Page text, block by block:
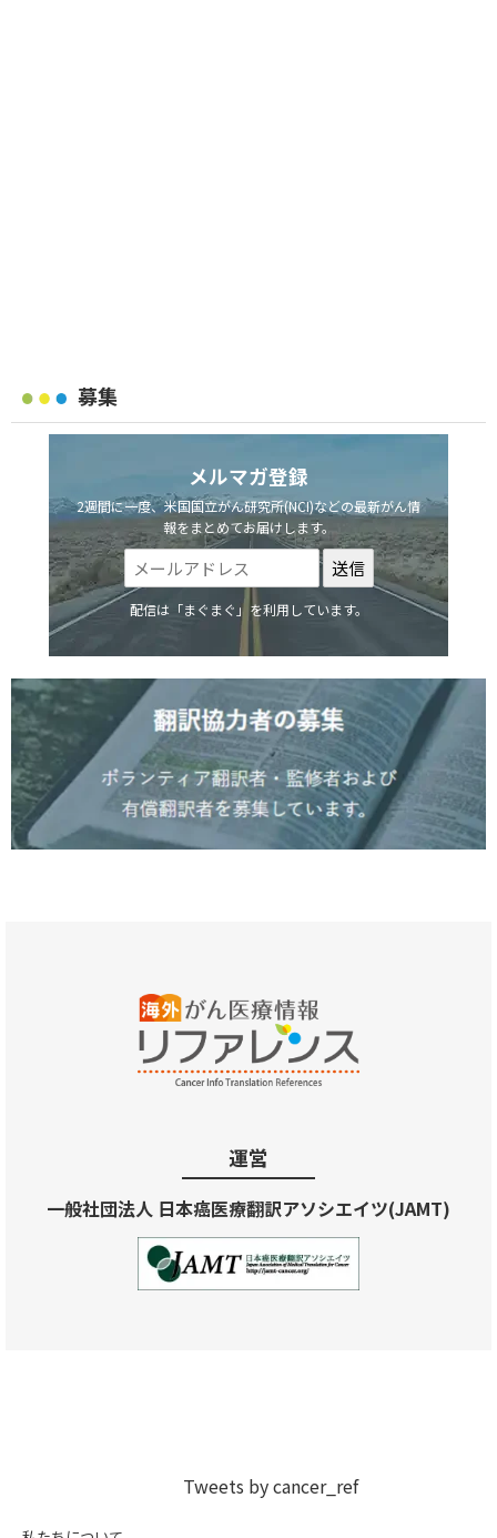
募集
メルマガ登録
2週間に一度、米国国立がん研究所(NCI)などの最新がん情
報をまとめてお届けします。
配信は「まぐまぐ」を利用しています。
運営
一般社団法人 日本癌医療翻訳アソシエイツ(JAMT)
Tweets by cancer_ref